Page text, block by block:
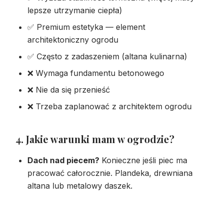
lepsze utrzymanie ciepła)
✅ Premium estetyka — element
architektoniczny ogrodu
✅ Często z zadaszeniem (altana kulinarna)
❌ Wymaga fundamentu betonowego
❌ Nie da się przenieść
❌ Trzeba zaplanować z architektem ogrodu
4. Jakie warunki mam w ogrodzie?
Dach nad piecem? Konieczne jeśli piec ma
pracować całorocznie. Plandeka, drewniana
altana lub metalowy daszek.